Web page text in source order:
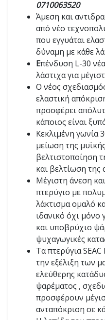
0710063520
Άμεση και
από νέο
που εγγυάται
δύναμη με κάθε
Επένδυση L-30
λάστιχα για
Ο νέος
ελαστική
προσφέρει
κάποιος είναι
Κεκλιμένη γωνία
μείωση της
βελτιστοποίηση
και βελτίωση
Μέγιστη άνεση
πτερύγιο με
λάκτισμα ομαλό
ιδανικό όχι μόνο
και υποβρύχιο
ψυχαγωγικές
Τα πτερύγια
την εξέλιξη των
ελεύθερης
ψαρέματος ,
προσφέρουν
ανταπόκριση σε